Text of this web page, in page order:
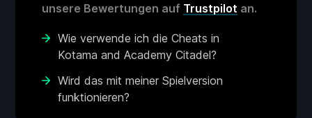
unsere Bewertungen auf Trustpilot an.
Wie verwende ich die Cheats in
Kotama and Academy Citadel?
Wird das mit meiner Spielversion
funktionieren?